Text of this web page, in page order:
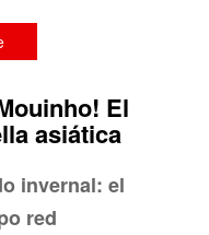
El
asiática
invernal: el
red